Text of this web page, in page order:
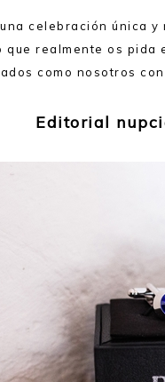
celebración única
realmente os pida
como nosotros
Editorial